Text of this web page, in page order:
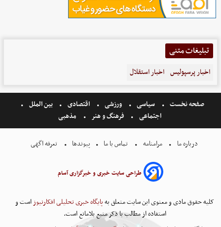
تبلیغات متنی
اخبار پرسپولیس اخبار استقلال
صفحه نخست سیاسی ورزشی اقتصادی
بین الملل
اجتماعی
فرهنگ و هنر مذهبی
درباره ما مرامنامه تماس با ما پیوندها تعرفه اگهی
طراحی سایت خبری و خبرگزاری آسام
کلیه حقوق مادی و معنوی این سایت متعلق بهپایگاه خبری تحلیلی افکارنیوزاست و
استفاده از مطالب با ذکر منبع بلامانع است.